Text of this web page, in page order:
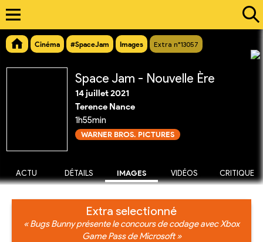
Cinéma #SpaceJam Images Extra n°13057
Space Jam - Nouvelle Ère
14 juillet 2021
Terence Nance
1h55min
WARNER BROS. PICTURES
ACTU DÉTAILS IMAGES VIDÉOS CRITIQUE
Extra selectionné
« Bugs Bunny présente le concours de codage avec Xbox
Game Pass de Microsoft »